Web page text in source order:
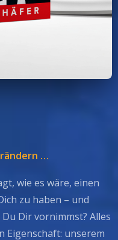
…
wie es wäre, einen
zu haben – und
Dir vornimmst? Alles
Eigenschaft: unserem